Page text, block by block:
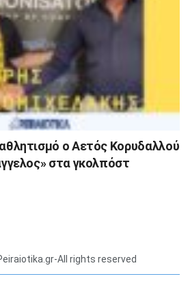
ο Αετός Κορυδαλλού
στα γκολπόστ
All rights reserved